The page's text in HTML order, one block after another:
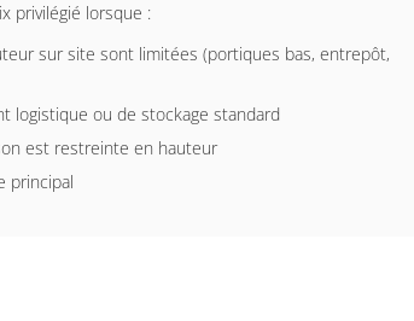
privilégié lorsque :
sur site sont limitées (portiques bas, entrepôt,
logistique ou de stockage standard
est restreinte en hauteur
principal